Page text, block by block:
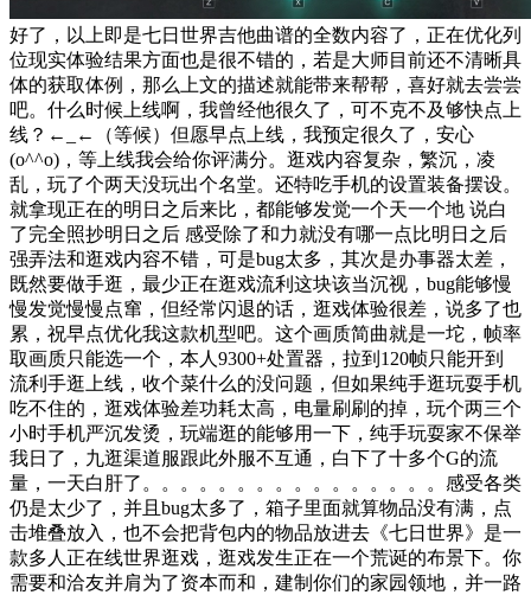
好了，以上即是七日世界吉他曲谱的全数内容了，正在优化列
位现实体验结果方面也是很不错的，若是大师目前还不清晰具
体的获取体例，那么上文的描述就能带来帮帮，喜好就去尝尝
吧。什么时候上线啊，我曾经他很久了，可不克不及够快点上
线？←_←（等候）但愿早点上线，我预定很久了，安心
(o^^o)，等上线我会给你评满分。逛戏内容复杂，繁沉，凌
乱，玩了个两天没玩出个名堂。还特吃手机的设置装备摆设。
就拿现正在的明日之后来比，都能够发觉一个天一个地 说白
了完全照抄明日之后 感受除了和力就没有哪一点比明日之后
强弄法和逛戏内容不错，可是bug太多，其次是办事器太差，
既然要做手逛，最少正在逛戏流利这块该当沉视，bug能够慢
慢发觉慢慢点窜，但经常闪退的话，逛戏体验很差，说多了也
累，祝早点优化我这款机型吧。这个画质简曲就是一坨，帧率
取画质只能选一个，本人9300+处置器，拉到120帧只能开到
流利手逛上线，收个菜什么的没问题，但如果纯手逛玩耍手机
吃不住的，逛戏体验差功耗太高，电量刷刷的掉，玩个两三个
小时手机严沉发烫，玩端逛的能够用一下，纯手玩耍家不保举
我日了，九逛渠道服跟此外服不互通，白下了十多个G的流
量，一天白肝了。。。。。。。。。。。。。。。。感受各类
仍是太少了，并且bug太多了，箱子里面就算物品没有满，点
击堆叠放入，也不会把背包内的物品放进去《七日世界》是一
款多人正在线世界逛戏，逛戏发生正在一个荒诞的布景下。你
需要和洽友并肩为了资本而和，建制你们的家园领地，并一路